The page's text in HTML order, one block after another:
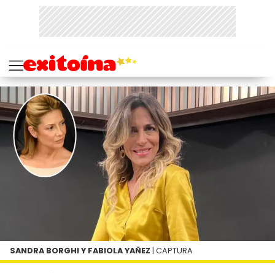
SANDRA BORGHI Y FABIOLA YAÑEZ | CAPTURA